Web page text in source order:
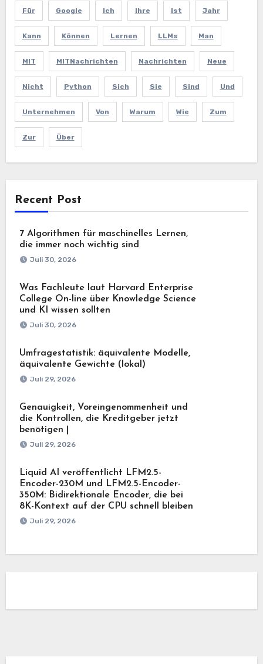
Für Google Ich Ihre Ist Jahr
Kann Können Lernen LLMs Man
MIT MITNachrichten Nachrichten Neue
Nicht Python Sich Sie Sind Und
Unternehmen Von Warum Wie Zum
Zur Über
Recent Post
7 Algorithmen für maschinelles Lernen,
die immer noch wichtig sind
Juli 30, 2026
Was Fachleute laut Harvard Enterprise
College On-line über Knowledge Science
und KI wissen sollten
Juli 30, 2026
Umfragestatistik: äquivalente Modelle,
äquivalente Gewichte (lokal)
Juli 29, 2026
Genauigkeit, Voreingenommenheit und
die Kontrollen, die Kreditgeber jetzt
benötigen |
Juli 29, 2026
Liquid AI veröffentlicht LFM2.5-
Encoder-230M und LFM2.5-Encoder-
350M: Bidirektionale Encoder, die bei
8K-Kontext auf der CPU schnell bleiben
Juli 29, 2026